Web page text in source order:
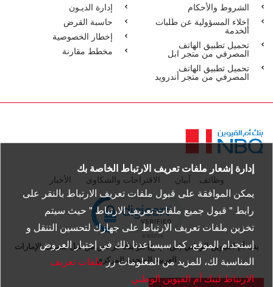
إدارة إشعار ملفات تعريف الارتباط الخاصة بك
يمكن الموافقة على قبول ملفات تعريف الارتباط بالنقر على
رابط " قبول جميع ملفات تعريف الارتباط " حيث سيتم
تخزين ملفات تعريف الارتباط على جهازك لتحسين التنقل و
إستخدام الموقع، كما سيساعدنا ذلك في إختيار العروض
المناسبة لك، للمزيد من المعلومات زرملفات تعريف
الارتباط لبنك أم القيوين الوطني
الشروط والأحكام
إخلاء المسؤولية عن طلبات
الخدمة
تحميل تطبيق الهاتف
المصرفي من متجر ابل
تحميل تطبيق الهاتف
المصرفي من متجر أندرويد
إدارة الديـون
حاسبة القرض
إخطار الخصوصية
مخطط مقارنة
الصفحة
الرئيسية
وظائف آيبان الاقتراحات والشكاوى الأخبار
certificate verification popup
بنك أم القيوين الوطني (ش. م. ع) هو بنك مرخّص من قبل مصرف الإمارات
العربية المتحدة المركزي